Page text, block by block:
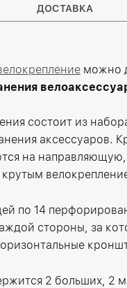
ДОСТАВКА
можно
состоит из
аксессуаров.
на направляющую,
крутым
по 14
стороны, за
2 больших, 2